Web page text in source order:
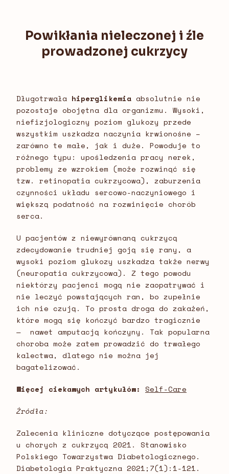
Powikłania nieleczonej i źle
prowadzonej cukrzycy
Długotrwała hiperglikemia absolutnie nie
pozostaje obojętna dla organizmu. Wysoki,
niefizjologiczny poziom glukozy przede
wszystkim uszkadza naczynia krwionośne –
zarówno te małe, jak i duże. Powoduje to
różnego typu: upośledzenia pracy nerek,
problemy ze wzrokiem (może rozwinąć się
tzw. retinopatia cukrzycowa), zaburzenia
czynności układu sercowo-naczyniowego i
większą podatność na rozwinięcie chorób
serca.
U pacjentów z niewyrównaną cukrzycą
zdecydowanie trudniej goją się rany, a
wysoki poziom glukozy uszkadza także nerwy
(neuropatia cukrzycowa). Z tego powodu
niektórzy pacjenci mogą nie zaopatrywać i
nie leczyć powstających ran, bo zupełnie
ich nie czują. To prosta droga do zakażeń,
które mogą się kończyć bardzo tragicznie
— nawet amputacją kończyny. Tak popularna
choroba może zatem prowadzić do trwałego
kalectwa, dlatego nie można jej
bagatelizować.
Więcej ciekawych artykułów: Self-Care
Źródła:
Zalecenia kliniczne dotyczące postępowania
u chorych z cukrzycą 2021. Stanowisko
Polskiego Towarzystwa Diabetologicznego.
Diabetologia Praktyczna 2021;7(1):1-121.